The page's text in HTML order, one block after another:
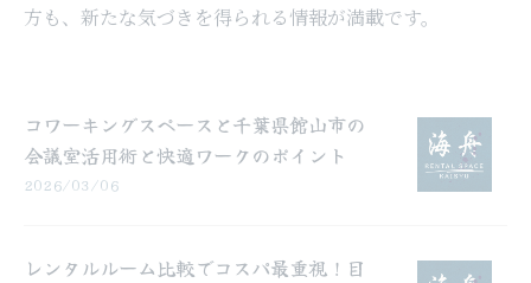
方も、新たな気づきを得られる情報が満載です。
コワーキングスペースと千葉県館山市の
会議室活用術と快適ワークのポイント
2026/03/06
レンタルルーム比較でコスパ最重視！目